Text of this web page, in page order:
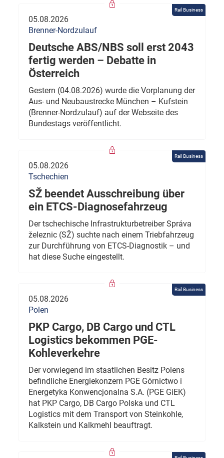
Rail Business
05.08.2026
Brenner-Nordzulauf
Deutsche ABS/NBS soll erst 2043
fertig werden – Debatte in
Österreich
Gestern (04.08.2026) wurde die Vorplanung der
Aus- und Neubaustrecke München – Kufstein
(Brenner-Nordzulauf) auf der Webseite des
Bundestags veröffentlicht.
Rail Business
05.08.2026
Tschechien
SŽ beendet Ausschreibung über
ein ETCS-Diagnosefahrzeug
Der tschechische Infrastrukturbetreiber Správa
železnic (SŽ) suchte nach einem Triebfahrzeug
zur Durchführung von ETCS-Diagnostik – und
hat diese Suche eingestellt.
Rail Business
05.08.2026
Polen
PKP Cargo, DB Cargo und CTL
Logistics bekommen PGE-
Kohleverkehre
Der vorwiegend im staatlichen Besitz Polens
befindliche Energiekonzern PGE Górnictwo i
Energetyka Konwencjonalna S.A. (PGE GiEK)
hat PKP Cargo, DB Cargo Polska und CTL
Logistics mit dem Transport von Steinkohle,
Kalkstein und Kalkmehl beauftragt.